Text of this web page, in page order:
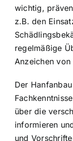
wichtig,
z.B. den
regelmäßige
Anzeichen
Der
über die
informieren
und